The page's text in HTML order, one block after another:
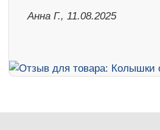
Анна Г., 11.08.2025